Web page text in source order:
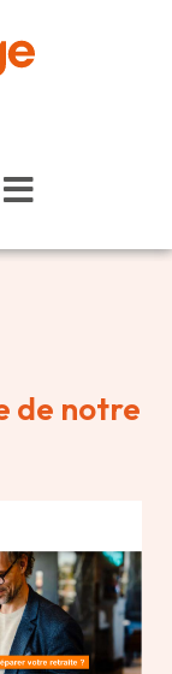
de notre